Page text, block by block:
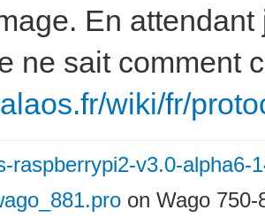
En
ne sait comment
wiki/fr/
raspberrypi2-v3.0-alpha6-
on Wago 750-